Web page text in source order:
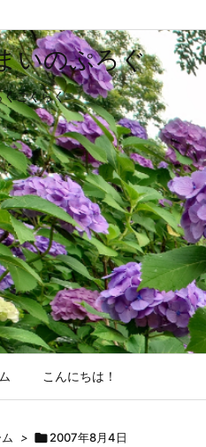
いのぷろぐ
くごくらく
こんにちは！
> 2007年8月4日